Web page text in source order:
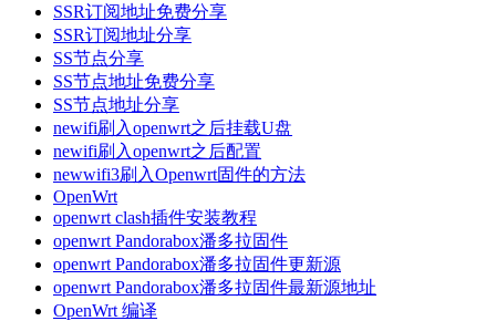
SSR订阅地址免费分享
SSR订阅地址分享
SS节点分享
SS节点地址免费分享
SS节点地址分享
newifi刷入openwrt之后挂载U盘
newifi刷入openwrt之后配置
newwifi3刷入Openwrt固件的方法
OpenWrt
openwrt clash插件安装教程
openwrt Pandorabox潘多拉固件
openwrt Pandorabox潘多拉固件更新源
openwrt Pandorabox潘多拉固件最新源地址
OpenWrt 编译